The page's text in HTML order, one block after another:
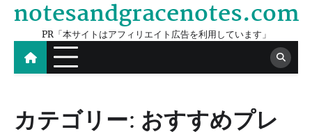
Skip
content
notesandgracenotes.com
PR「本サイトはアフィリエイト広告を利用しています」
カテゴリー: おすすめプレ